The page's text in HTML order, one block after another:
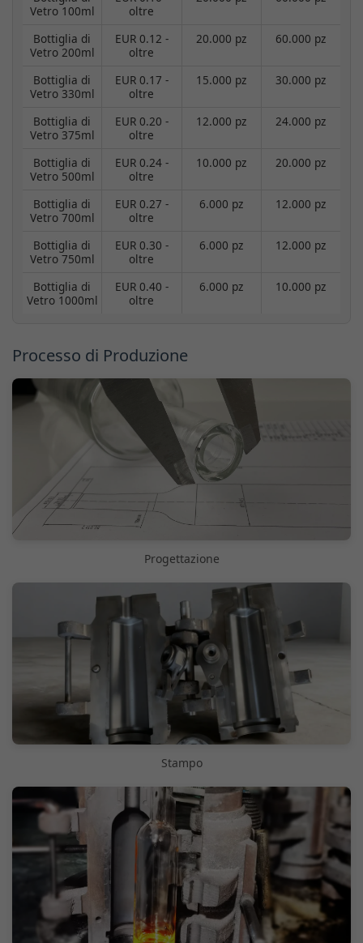
Vetro 100ml
oltre
Bottiglia di
Vetro 200ml
EUR 0.12 -
oltre
20.000 pz 60.000 pz
Bottiglia di
Vetro 330ml
EUR 0.17 -
oltre
15.000 pz 30.000 pz
Bottiglia di
Vetro 375ml
EUR 0.20 -
oltre
12.000 pz 24.000 pz
Bottiglia di
Vetro 500ml
EUR 0.24 -
oltre
10.000 pz 20.000 pz
Bottiglia di
Vetro 700ml
EUR 0.27 -
oltre
6.000 pz 12.000 pz
Bottiglia di
Vetro 750ml
EUR 0.30 -
oltre
6.000 pz 12.000 pz
Bottiglia di
Vetro 1000ml
EUR 0.40 -
oltre
6.000 pz 10.000 pz
Processo di Produzione
Progettazione
Stampo